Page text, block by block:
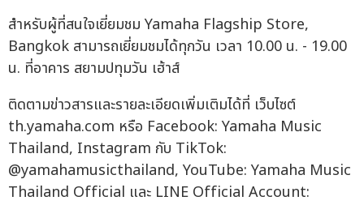
สำหรับผู้ที่สนใจเยี่ยมชม Yamaha Flagship Store,
Bangkok สามารถเยี่ยมชมได้ทุกวัน เวลา 10.00 น. - 19.00
น. ที่อาคาร สยามปทุมวัน เฮ้าส์
ติดตามข่าวสารและรายละเอียดเพิ่มเติมได้ที่ เว็บไซต์
th.yamaha.com หรือ Facebook: Yamaha Music
Thailand, Instagram กับ TikTok:
@yamahamusicthailand, YouTube: Yamaha Music
Thailand Official และ LINE Official Account: